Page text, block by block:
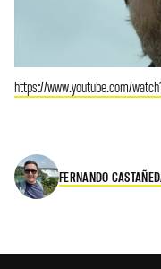
https://www.youtube.com/
FERNANDO